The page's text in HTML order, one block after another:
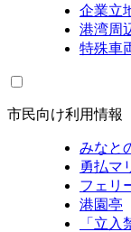
企業立
港湾周
特殊車
市民向け利用情報
みなと
勇払マ
フェリ
港園亭
「立入